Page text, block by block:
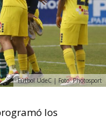
Fútbol UdeC | Foto: Photosport
los